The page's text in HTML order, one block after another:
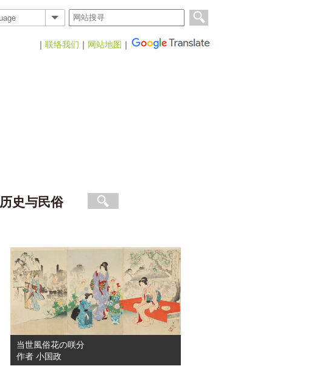
｜ 联络我们 ｜ 网站地图 ｜
历史与民俗
当世風俗花の咲分
作者 小国政